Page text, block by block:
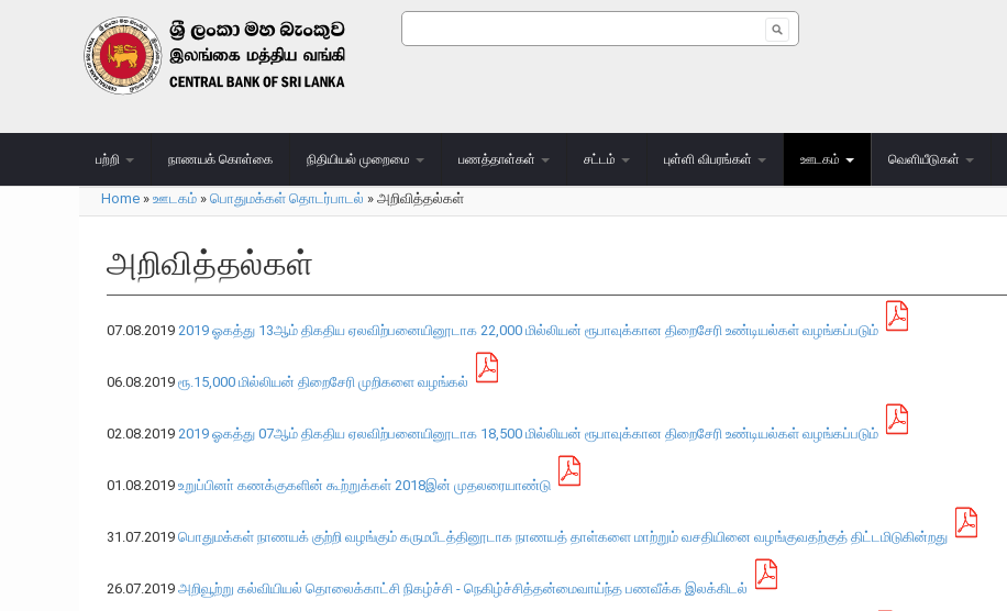
Search form
பற்றி நாணயக் கொள்கை நிதியியல் முறைமை பணத்தாள்கள் சட்டம் புள்ளி விபரங்கள் ஊடகம் வெளியீடுகள்
You are here
Home » ஊடகம் » பொதுமக்கள் தொடர்பாடல் » அறிவித்தல்கள்
அறிவித்தல்கள்
07.08.2019 2019 ஓகத்து 13ஆம் திகதிய ஏலவிற்பனையினூடாக 22,000 மில்லியன் ரூபாவுக்கான திறைசேரி உண்டியல்கள் வழங்கப்படும்
06.08.2019 ரூ.15,000 மில்லியன் திறைசேரி முறிகளை வழங்கல்
02.08.2019 2019 ஓகத்து 07ஆம் திகதிய ஏலவிற்பனையினூடாக 18,500 மில்லியன் ரூபாவுக்கான திறைசேரி உண்டியல்கள் வழங்கப்படும்
01.08.2019 உறுப்பினா் கணக்குகளின் கூற்றுக்கள் 2018இன் முதலரையாண்டு
31.07.2019 பொதுமக்கள் நாணயக் குற்றி வழங்கும் கருமபீடத்தினூடாக நாணயத் தாள்களை மாற்றும் வசதியினை வழங்குவதற்குத் திட்டமிடுகின்றது
26.07.2019 அறிவூற்று கல்வியியல் தொலைக்காட்சி நிகழ்ச்சி - ​​​நெகிழ்ச்சித்தன்மைவாய்ந்த பணவீக்க இலக்கிடல்